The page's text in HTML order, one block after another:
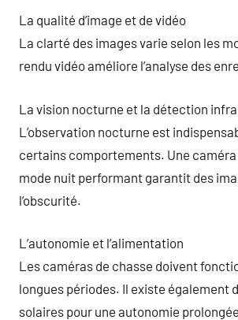
La qualité d’image et de vidéo
La clarté des images varie selon les
rendu vidéo améliore l’analyse des
La vision nocturne et la détection
L’observation nocturne est
certains comportements. Une caméra
mode nuit performant garantit des
l’obscurité.
L’autonomie et l’alimentation
Les caméras de chasse doivent
longues périodes. Il existe également
solaires pour une autonomie